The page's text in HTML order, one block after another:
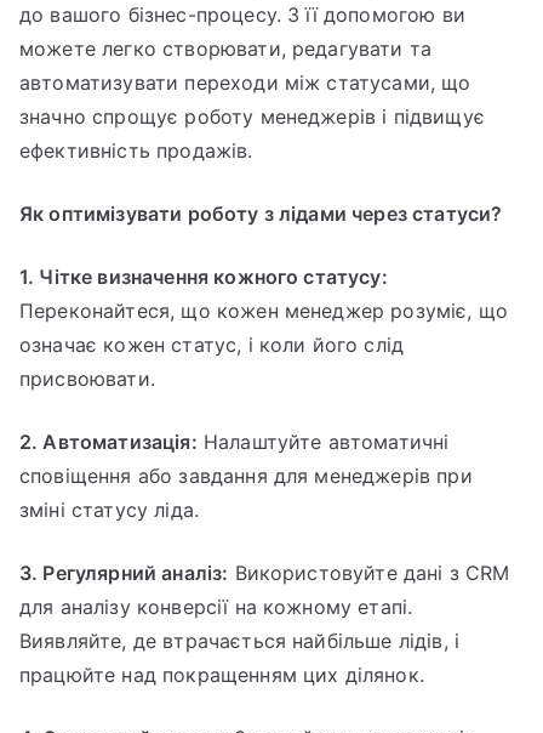
до вашого бізнес-процесу. З її допомогою ви
можете легко створювати, редагувати та
автоматизувати переходи між статусами, що
значно спрощує роботу менеджерів і підвищує
ефективність продажів.
Як оптимізувати роботу з лідами через статуси?
1. Чітке визначення кожного статусу:
Переконайтеся, що кожен менеджер розуміє, що
означає кожен статус, і коли його слід
присвоювати.
2. Автоматизація: Налаштуйте автоматичні
сповіщення або завдання для менеджерів при
зміні статусу ліда.
3. Регулярний аналіз: Використовуйте дані з CRM
для аналізу конверсії на кожному етапі.
Виявляйте, де втрачається найбільше лідів, і
працюйте над покращенням цих ділянок.